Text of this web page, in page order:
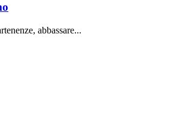
abbassare...